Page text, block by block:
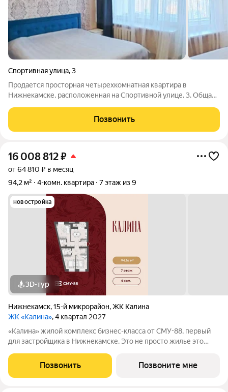
Спортивная улица,3
Продается просторная четырехкомнатная квартира в
Нижнекамске, расположенная на Спортивной улице, 3. Общая
находится на 6 этаже 14-этажного кирпичного дома,
построенного в 1980 году.
Позвонить
16 008 812₽
от 64 810 ₽ в месяц
94,2 м²
4-комн. квартира 7 этаж из 9
новостройка
3D-тур
Нижнекамск,15-й микрорайон,ЖК Калина
ЖК «Калина», 4 квартал 2027
«Калина» жилой комплекс бизнес-класса от СМУ-88, первый
для застройщика в Нижнекамске. Это не просто жилье это
сделать ее ярче и насыщеннее. Мы приглашаем вас выйти за
рамки привычного вместе с ЖК
Позвонить Позвоните мне